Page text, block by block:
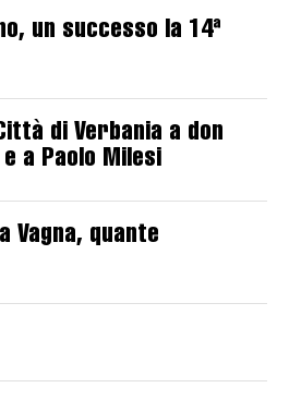
un successo la 14ª
di Verbania a don
a Paolo Milesi
Vagna, quante